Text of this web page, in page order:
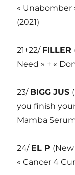
« Unabomber
(2021)
21+22/ FILLER
Need » + «
23/ BIGG JUS
you finish
Mamba
24/ EL P (New
« Cancer 4